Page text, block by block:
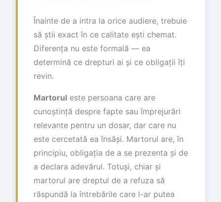
Înainte de a intra la orice audiere, trebuie
să știi exact în ce calitate ești chemat.
Diferența nu este formală — ea
determină ce drepturi ai și ce obligații îți
revin.
Martorul este persoana care are
cunoștință despre fapte sau împrejurări
relevante pentru un dosar, dar care nu
este cercetată ea însăși. Martorul are, în
principiu, obligația de a se prezenta și de
a declara adevărul. Totuși, chiar și
martorul are dreptul de a refuza să
răspundă la întrebările care l-ar putea